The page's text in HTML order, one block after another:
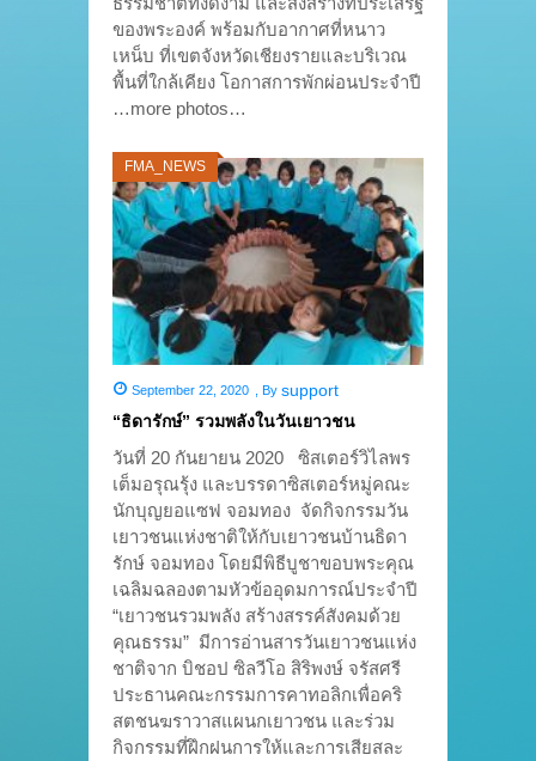
ของพระองค์ พร้อมกับอากาศที่หนาว
เหน็บ ที่เขตจังหวัดเชียงรายและบริเวณ
พื้นที่ใกล้เคียง โอกาสการพักผ่อนประจำปี
…more photos…
FMA_NEWS
September 22, 2020 By support
“ธิดารักษ์” รวมพลังในวันเยาวชน
วันที่ 20 กันยายน 2020 ซิสเตอร์วิไลพร
เต็มอรุณรุ้ง และบรรดาซิสเตอร์หมู่คณะ
นักบุญยอแซฟ จอมทอง จัดกิจกรรมวัน
เยาวชนแห่งชาติให้กับเยาวชนบ้านธิดา
รักษ์ จอมทอง โดยมีพิธีบูชาขอบพระคุณ
เฉลิมฉลองตามหัวข้ออุดมการณ์ประจำปี
“เยาวชนรวมพลัง สร้างสรรค์สังคมด้วย
คุณธรรม” มีการอ่านสารวันเยาวชนแห่ง
ชาติจาก บิชอป ซิลวีโอ สิริพงษ์ จรัสศรี
ประธานคณะกรรมการคาทอลิกเพื่อคริ
สตชนฆราวาสแผนกเยาวชน และร่วม
กิจกรรมที่ฝึกฝนการให้และการเสียสละ